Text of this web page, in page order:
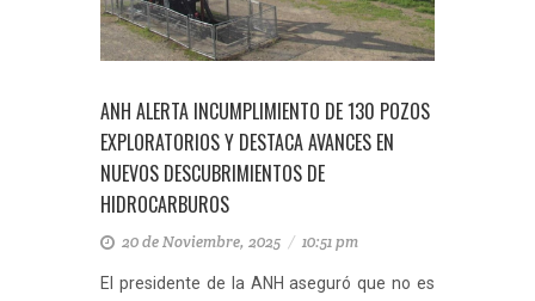
ANH ALERTA INCUMPLIMIENTO DE 130 POZOS
EXPLORATORIOS Y DESTACA AVANCES EN
NUEVOS DESCUBRIMIENTOS DE
HIDROCARBUROS
20 de Noviembre, 2025 / 10:51 pm
El presidente de la ANH aseguró que no es